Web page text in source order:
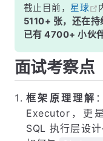
截止目前， 星球
5110+ 张，还在持
已有 4700+ 小伙
面试考察点
框架原理理解
Executor，更
SQL 执行层设